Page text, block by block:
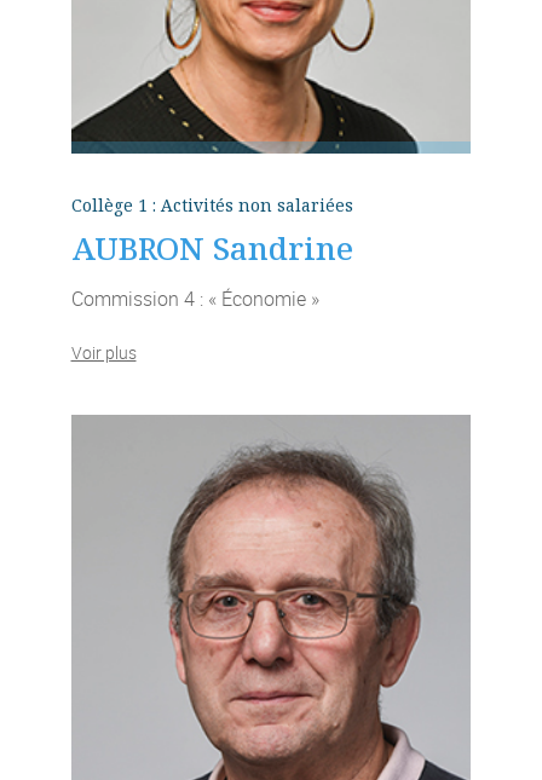
Collège 1 : Activités non salariées
AUBRON Sandrine
Commission 4 : « Économie »
Voir plus